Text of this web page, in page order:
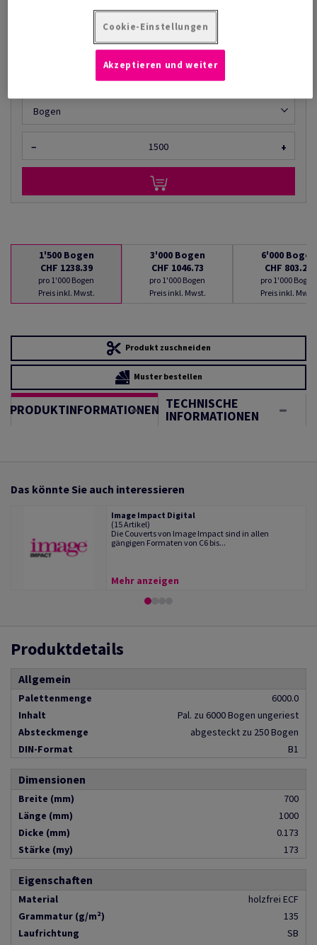
LIEFERBAR AB 07/08/2026
Bogen
− +
1'500 Bogen
CHF 1238.39
pro 1'000 Bogen
Preis inkl. Mwst.
3'000 Bogen
CHF 1046.73
pro 1'000 Bogen
Preis inkl. Mwst.
6'000 Bogen
CHF 803.29
pro 1'000 Bogen
Preis inkl. Mwst.
Produkt zuschneiden
Muster bestellen
PRODUKTINFORMATIONEN TECHNISCHE
INFORMATIONEN
Das könnte Sie auch interessieren
Image Impact Digital
(15 Artikel)
Die Couverts von Image Impact sind in allen
gängigen Formaten von C6 bis...
Mehr anzeigen
Produktdetails
Allgemein
Palettenmenge
6000.0
Inhalt
Pal. zu 6000 Bogen ungeriest
Absteckmenge
abgesteckt zu 250 Bogen
DIN-Format
B1
Dimensionen
Breite (mm)
700
Länge (mm)
1000
Dicke (mm)
0.173
Stärke (my)
173
Eigenschaften
Material
holzfrei ECF
Grammatur (g/m²)
135
Laufrichtung
SB
Cookie-Einstellungen
Akzeptieren und weiter